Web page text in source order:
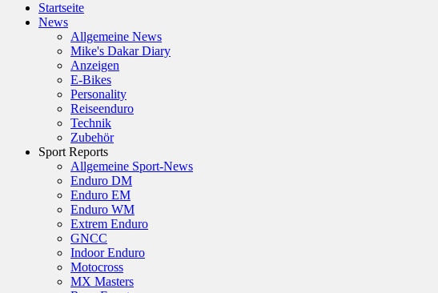
Startseite
News
Allgemeine News
Mike's Dakar Diary
Anzeigen
E-Bikes
Personality
Reiseenduro
Technik
Zubehör
Sport Reports
Allgemeine Sport-News
Enduro DM
Enduro EM
Enduro WM
Extrem Enduro
GNCC
Indoor Enduro
Motocross
MX Masters